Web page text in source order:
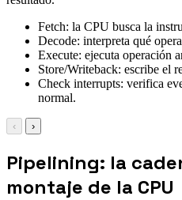
Fetch: la CPU busca la
Decode: interpreta qué
Execute: ejecuta operación
Store/Writeback: escribe el
Check interrupts: verifica
normal.
‹ ›
Pipelining: la
montaje de la CPU